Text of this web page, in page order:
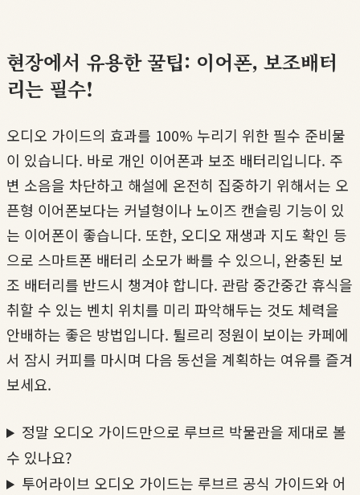
현장에서 유용한 꿀팁: 이어폰, 보조배터
리는 필수!
오디오 가이드의 효과를 100% 누리기 위한 필수 준비물
이 있습니다. 바로 개인 이어폰과 보조 배터리입니다. 주
변 소음을 차단하고 해설에 온전히 집중하기 위해서는 오
픈형 이어폰보다는 커널형이나 노이즈 캔슬링 기능이 있
는 이어폰이 좋습니다. 또한, 오디오 재생과 지도 확인 등
으로 스마트폰 배터리 소모가 빠를 수 있으니, 완충된 보
조 배터리를 반드시 챙겨야 합니다. 관람 중간중간 휴식을
취할 수 있는 벤치 위치를 미리 파악해두는 것도 체력을
안배하는 좋은 방법입니다. 튈르리 정원이 보이는 카페에
서 잠시 커피를 마시며 다음 동선을 계획하는 여유를 즐겨
보세요.
정말 오디오 가이드만으로 루브르 박물관을 제대로 볼
수 있나요?
투어라이브 오디오 가이드는 루브르 공식 가이드와 어